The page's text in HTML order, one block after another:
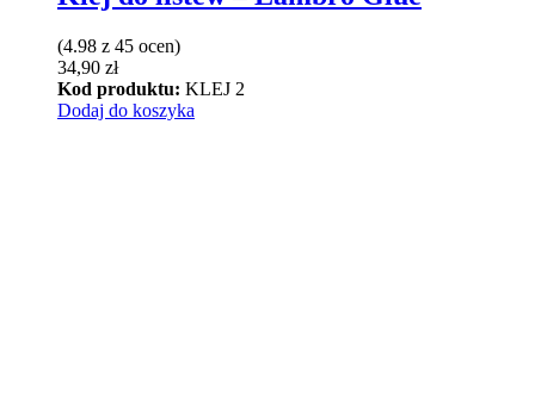
(4.98 z 45 ocen)
34,90 zł
Kod produktu: KLEJ 2
Dodaj do koszyka